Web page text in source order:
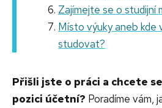
Zajímejte se o studijní
Místo výuky aneb kde
studovat?
Přišli jste o práci a chcete
pozici účetní? Poradíme vám,